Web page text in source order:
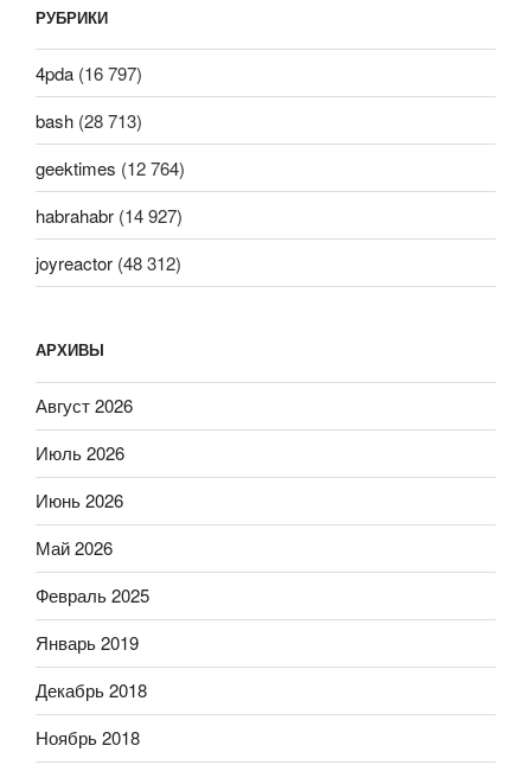
РУБРИКИ
4pda (16 797)
bash (28 713)
geektimes (12 764)
habrahabr (14 927)
joyreactor (48 312)
АРХИВЫ
Август 2026
Июль 2026
Июнь 2026
Май 2026
Февраль 2025
Январь 2019
Декабрь 2018
Ноябрь 2018